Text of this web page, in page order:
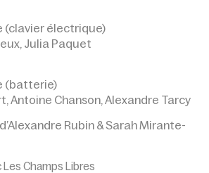
(clavier électrique)
Julia Paquet
(batterie)
Antoine Chanson, Alexandre Tarcy
Rubin & Sarah Mirante-
Champs Libres